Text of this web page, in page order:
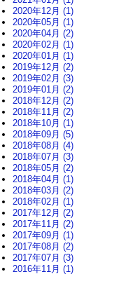
2020年12月 (1)
2020年05月 (1)
2020年04月 (2)
2020年02月 (1)
2020年01月 (1)
2019年12月 (2)
2019年02月 (3)
2019年01月 (2)
2018年12月 (2)
2018年11月 (2)
2018年10月 (1)
2018年09月 (5)
2018年08月 (4)
2018年07月 (3)
2018年05月 (2)
2018年04月 (1)
2018年03月 (2)
2018年02月 (1)
2017年12月 (2)
2017年11月 (2)
2017年09月 (1)
2017年08月 (2)
2017年07月 (3)
2016年11月 (1)